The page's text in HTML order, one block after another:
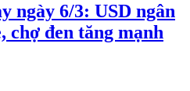
ngày 6/3: USD ngân
chợ đen tăng mạnh